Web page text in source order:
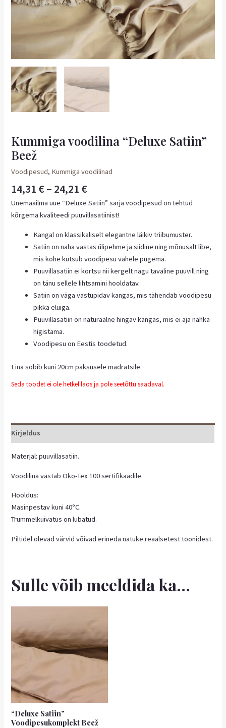
Kummiga voodilina “Deluxe Satiin”
Beež
Voodipesud, Kummiga voodilinad
14,31 €– 24,21 €
Unemaailma uue “Deluxe Satiin” sarja voodipesud on tehtud
kõrgema kvaliteedi puuvillasatiinist!
Kangal on klassikaliselt elegantne läikiv triibumuster.
Satiin on naha vastas ülipehme ja siidine ning mõnusalt libe,
mis kohe kutsub voodipesu vahele pugema.
Puuvillasatiin ei kortsu nii kergelt nagu tavaline puuvill ning
on tänu sellele lihtsamini hooldatav.
Satiin on väga vastupidav kangas, mis tähendab voodipesu
pikka eluiga.
Puuvillasatiin on naturaalne hingav kangas, mis ei aja nahka
higistama.
Voodipesu on Eestis toodetud.
Lina sobib kuni 20cm paksusele madratsile.
Seda toodet ei ole hetkel laos ja pole seetõttu saadaval.
Kirjeldus
Materjal: puuvillasatiin.
Voodilina vastab Öko-Tex 100 sertifikaadile.
Hooldus:
Masinpestav kuni 40°C.
Trummelkuivatus on lubatud.
Piltidel olevad värvid võivad erineda natuke reaalsetest toonidest.
Sulle võib meeldida ka…
“Deluxe Satiin”
Voodipesukomplekt Beež